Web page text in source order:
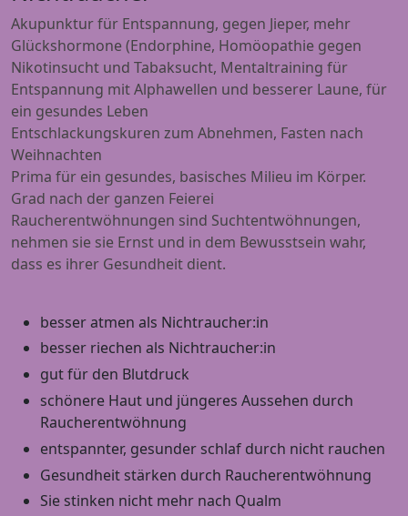
Akupunktur für Entspannung, gegen Jieper, mehr
Glückshormone (Endorphine, Homöopathie gegen
Nikotinsucht und Tabaksucht, Mentaltraining für
Entspannung mit Alphawellen und besserer Laune, für
ein gesundes Leben
Entschlackungskuren zum Abnehmen, Fasten nach
Weihnachten
Prima für ein gesundes, basisches Milieu im Körper.
Grad nach der ganzen Feierei
Raucherentwöhnungen sind Suchtentwöhnungen,
nehmen sie sie Ernst und in dem Bewusstsein wahr,
dass es ihrer Gesundheit dient.
besser atmen als Nichtraucher:in
besser riechen als Nichtraucher:in
gut für den Blutdruck
schönere Haut und jüngeres Aussehen durch
Raucherentwöhnung
entspannter, gesunder schlaf durch nicht rauchen
Gesundheit stärken durch Raucherentwöhnung
Sie stinken nicht mehr nach Qualm